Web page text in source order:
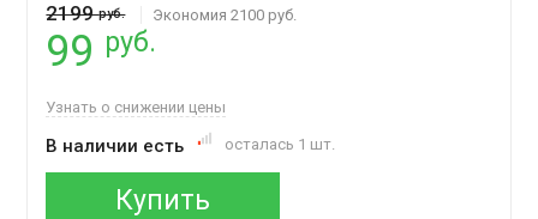
2199руб. Экономия 2100 руб.
99 руб.
Узнать о снижении цены
В наличии есть осталась 1 шт.
Купить